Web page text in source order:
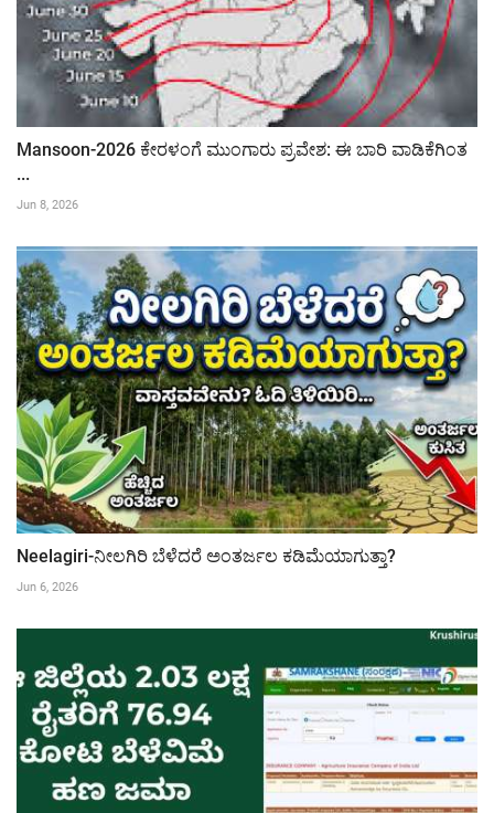
Mansoon-2026 ಕೇರಳಂಗೆ ಮುಂಗಾರು ಪ್ರವೇಶ: ಈ ಬಾರಿ ವಾಡಿಕೆಗಿಂತ
...
Jun 8, 2026
Neelagiri-ನೀಲಗಿರಿ ಬೆಳೆದರೆ ಅಂತರ್ಜಲ ಕಡಿಮೆಯಾಗುತ್ತಾ?
Jun 6, 2026